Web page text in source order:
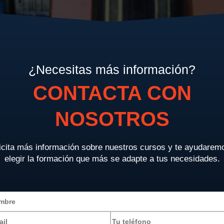
¿Necesitas más información?
CONTACTA CON
NOSOTROS
más información sobre nuestros cursos y te
elegir la formación que más se adapte a tus necesidades.